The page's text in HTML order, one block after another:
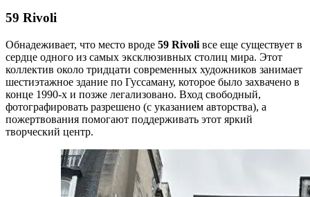
59 Rivoli
Обнадеживает, что место вроде 59 Rivoli все еще существует в
сердце одного из самых эксклюзивных столиц мира. Этот
коллектив около тридцати современных художников занимает
шестиэтажное здание по Гуссаману, которое было захвачено в
конце 1990-х и позже легализовано. Вход свободный,
фотографировать разрешено (с указанием авторства), а
пожертвования помогают поддерживать этот яркий
творческий центр.